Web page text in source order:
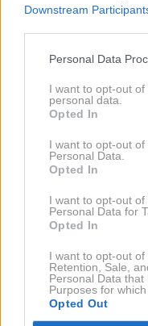
Downstream
Personal Data
I want to opt-out
personal data.
Opted In
I want to opt-out
Personal Data.
Opted In
I want to opt-out
Personal Data for
Opted In
I want to opt-out of
Retention, Sale,
Personal Data
Purposes for
Opted Out
13. 3. 2024
Ana Maria Mitić zdaj zaradi te
mnogi se zaradi tega
19. 2. 2024
Rebeko Dremelj je tole